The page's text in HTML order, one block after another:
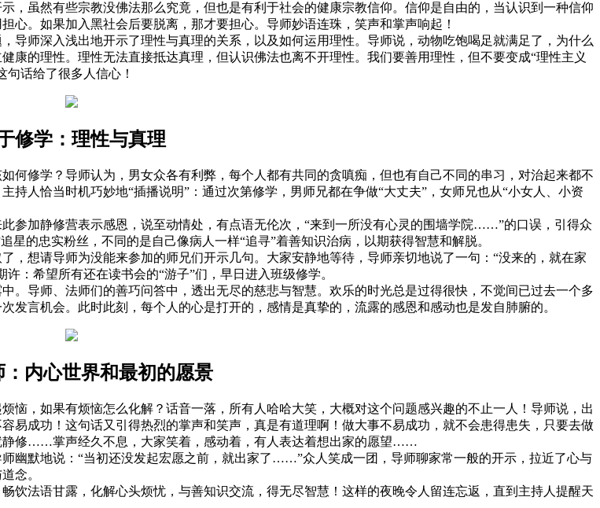
虽然有些宗教没佛法那么究竟，但也是有利于社会的健康宗教信仰。信仰是自由的，当认识到一种信仰
。如果加入黑社会后要脱离，那才要担心。导师妙语连珠，笑声和掌声响起！
师深入浅出地开示了理性与真理的关系，以及如何运用理性。导师说，动物吃饱喝足就满足了，为什么
康的理性。理性无法直接抵达真理，但认识佛法也离不开理性。我们要善用理性，但不要变成“理性主义
话给了很多人信心！
修学：理性与真理
修学？导师认为，男女众各有利弊，每个人都有共同的贪嗔痴，但也有自己不同的串习，对治起来都不
人恰当时机巧妙地“插播说明”：通过次第修学，男师兄都在争做“大丈夫”，女师兄也从“小女人、小资
加静修营表示感恩，说至动情处，有点语无伦次，“来到一所没有心灵的围墙学院……”的口误，引得众
的忠实粉丝，不同的是自己像病人一样“追寻”着善知识治病，以期获得智慧和解脱。
想请导师为没能来参加的师兄们开示几句。大家安静地等待，导师亲切地说了一句：“没来的，就在家
：希望所有还在读书会的“游子”们，早日进入班级修学。
导师、法师们的善巧问答中，透出无尽的慈悲与智慧。欢乐的时光总是过得很快，不觉间已过去一个多
言机会。此时此刻，每个人的心是打开的，感情是真挚的，流露的感恩和感动也是发自肺腑的。
：内心世界和最初的愿景
，如果有烦恼怎么化解？话音一落，所有人哈哈大笑，大概对这个问题感兴趣的不止一人！导师说，出
易成功！这句话又引得热烈的掌声和笑声，真是有道理啊！做大事不易成功，就不会患得患失，只要去做
静修……掌声经久不息，大家笑着，感动着，有人表达着想出家的愿望……
默地说：“当初还没发起宏愿之前，就出家了……”众人笑成一团，导师聊家常一般的开示，拉近了心与
念。
法语甘露，化解心头烦忧，与善知识交流，得无尽智慧！这样的夜晚令人留连忘返，直到主持人提醒天